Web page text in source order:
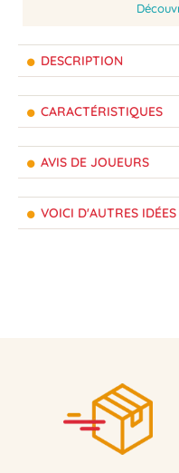
DESCRIPTION
CARACTÉRISTIQUES
AVIS DE JOUEURS
VOICI D'AUTRES IDÉES